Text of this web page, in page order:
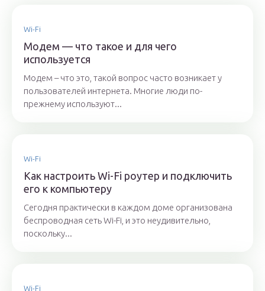
Wi-Fi
Модем — что такое и для чего
используется
Модем – что это, такой вопрос часто возникает у
пользователей интернета. Многие люди по-
прежнему используют...
Wi-Fi
Как настроить Wi-Fi роутер и подключить
его к компьютеру
Сегодня практически в каждом доме организована
беспроводная сеть Wi-Fi, и это неудивительно,
поскольку...
Wi-Fi